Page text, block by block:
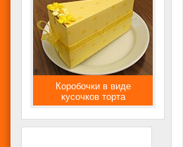
Коробочки в виде
кусочков торта